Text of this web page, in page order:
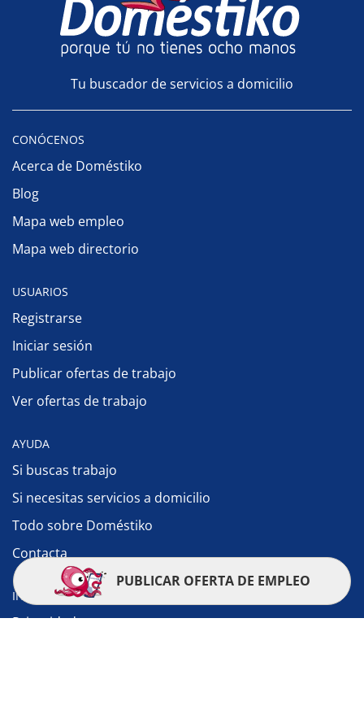
Tu buscador de servicios a domicilio
CONÓCENOS
Acerca de Doméstiko
Blog
Mapa web empleo
Mapa web directorio
USUARIOS
Registrarse
Iniciar sesión
Publicar ofertas de trabajo
Ver ofertas de trabajo
AYUDA
Si buscas trabajo
Si necesitas servicios a domicilio
Todo sobre Doméstiko
Contacta
INFORMACIÓN LEGAL
Privacidad
PUBLICAR OFERTA DE EMPLEO